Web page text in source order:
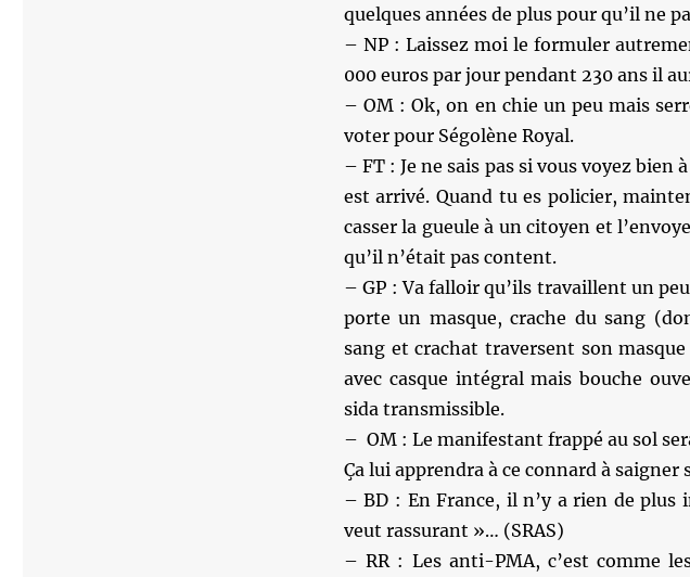
quelques années de plus pour qu’il ne
– NP : Laissez moi le formuler
000 euros par jour pendant 230 ans il
– OM : Ok, on en chie un peu mais
voter pour Ségolène Royal.
– FT : Je ne sais pas si vous voyez bien
est arrivé. Quand tu es policier,
casser la gueule à un citoyen et
qu’il n’était pas content.
– GP : Va falloir qu’ils travaillent un
porte un masque, crache du sang
sang et crachat traversent son
avec casque intégral mais bouche
sida transmissible.
– OM : Le manifestant frappé au sol
Ça lui apprendra à ce connard à saigner
– BD : En France, il n’y a rien de
veut rassurant »… (SRAS)
– RR : Les anti-PMA, c’est comme